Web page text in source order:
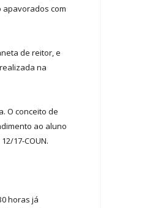
apavorados com
de reitor, e
na
O conceito de
ao aluno
17-COUN.
horas já